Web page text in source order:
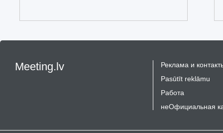
Meeting.lv
Реклама и
Pasūtīt reklāmu
Работа
неОфициальная